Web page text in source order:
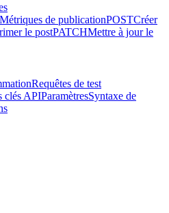
Métriques de publicationPOSTCréer
le postPATCHMettre à jour le
Requêtes de test
clés APIParamètresSyntaxe de